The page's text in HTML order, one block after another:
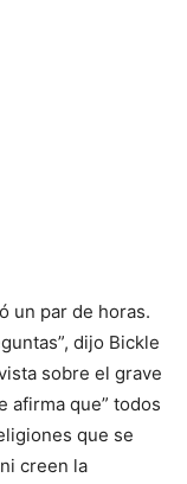
un par de horas.
dijo Bickle
sobre el grave
afirma que” todos
que se
creen la